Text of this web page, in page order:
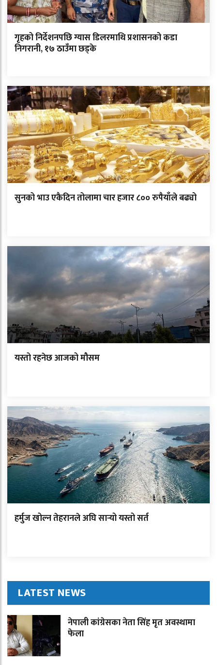
गृहको निर्देशनपछि ग्यास डिलरमाथि प्रशासनको कडा
निगरानी, १७ ठाउँमा छड्के
सुनको भाउ एकैदिन तोलामा चार हजार ८०० रुपैयाँले बढ्यो
यस्तो रहनेछ आजको मौसम
हर्मुज खोल्न तेहरानले अघि सार्‍यो यस्तो सर्त
LATEST NEWS
नेपाली कांग्रेसका नेता सिंह मृत अवस्थामा
फेला